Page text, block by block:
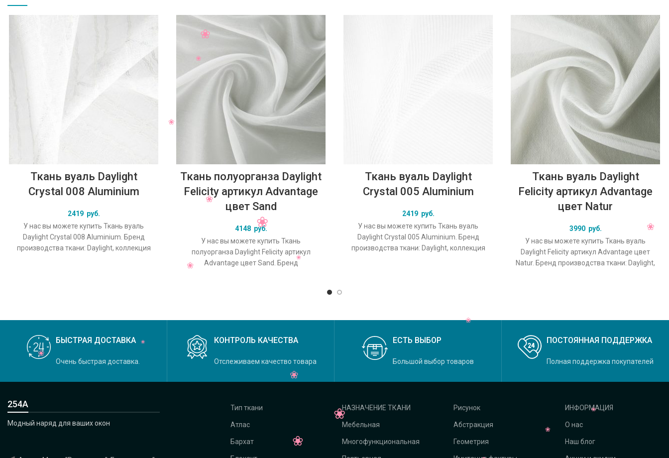
Ткань вуаль Daylight
Crystal 008 Aluminium
2419 руб.
У нас вы можете купить Ткань вуаль
Daylight Crystal 008 Aluminium. Бренд
производства ткани: Daylight, коллекция
Ткань полуорганза Daylight
Felicity артикул Advantage
цвет Sand
4148 руб.
У нас вы можете купить Ткань
полуорганза Daylight Felicity артикул
Advantage цвет Sand. Бренд
Ткань вуаль Daylight
Crystal 005 Aluminium
2419 руб.
У нас вы можете купить Ткань вуаль
Daylight Crystal 005 Aluminium. Бренд
производства ткани: Daylight, коллекция
Ткань вуаль Daylight
Felicity артикул Advantage
цвет Natur
3990 руб.
У нас вы можете купить Ткань вуаль
Daylight Felicity артикул Advantage цвет
Natur. Бренд производства ткани: Daylight,
БЫСТРАЯ ДОСТАВКА
Очень быстрая доставка.
КОНТРОЛЬ КАЧЕСТВА
Отслеживаем качество товара
ЕСТЬ ВЫБОР
Большой выбор товаров
ПОСТОЯННАЯ ПОДДЕРЖКА
Полная поддержка покупателей
254А
Модный наряд для ваших окон
Тип ткани
Атлас
Бархат
НАЗНАЧЕНИЕ ТКАНИ
Мебельная
Многофункциональная
Рисунок
Абстракция
Геометрия
ИНФОРМАЦИЯ
О нас
Наш блог